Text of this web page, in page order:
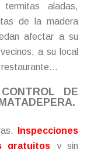
aladas,
de la madera
afectar a su
a su local
restaurante…
DE
Inspecciones
gratuitos y sin